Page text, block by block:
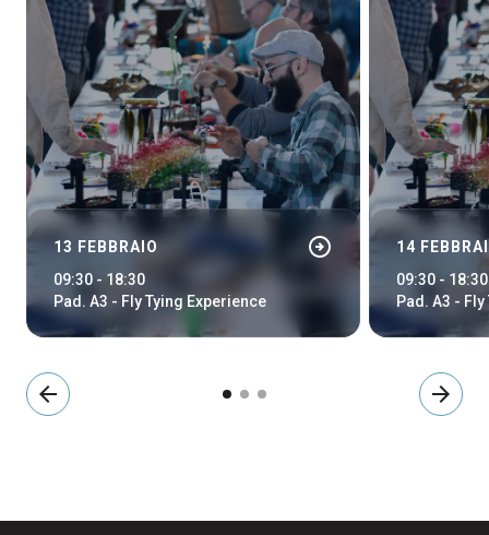
13 FEBBRAIO arrow_circle_right
09:30 - 18:30
Pad. A3 - Fly Tying Experience
14
09:30 - 18:30
Pad. A3 -
arrow_back arrow_forward